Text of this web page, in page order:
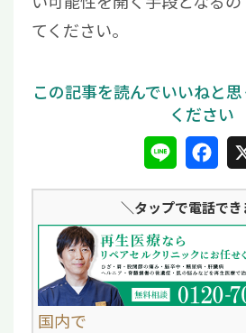
てください。
L
n
e
F
c
e
b
o
X
＼タップで電話で
国内で